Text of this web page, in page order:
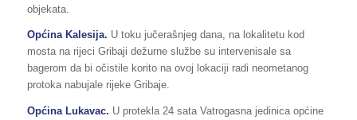
objekata.
Općina Kalesija. U toku jučerašnjeg dana, na lokalitetu kod
mosta na rijeci Gribaji dežurne službe su intervenisale sa
bagerom da bi očistile korito na ovoj lokaciji radi neometanog
protoka nabujale rijeke Gribaje.
Općina Lukavac. U protekla 24 sata Vatrogasna jedinica općine